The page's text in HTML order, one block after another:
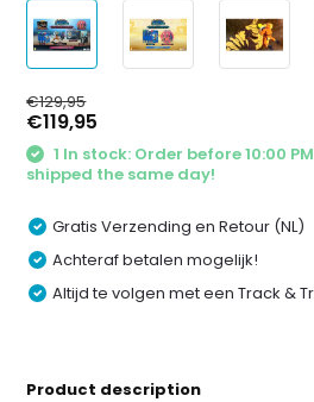
€129,95
€119,95
1 In stock: Order before 10:00
shipped the same day!
Gratis Verzending en Retour (NL)
Achteraf betalen mogelijk!
Altijd te volgen met een Track &
Product description